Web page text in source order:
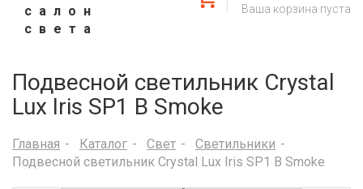
салон
света
Ваша корзина пуста
Подвесной светильник Crystal
Lux Iris SP1 B Smoke
Главная Каталог Свет
Светильники
Подвесной светильник Crystal Lux Iris SP1 B Smoke